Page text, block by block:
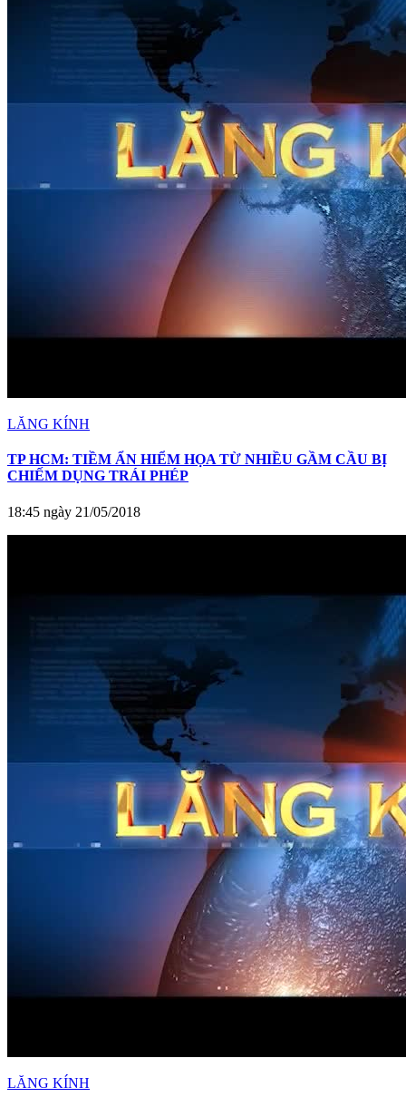
LĂNG KÍNH
TP HCM: TIỀM ẨN HIỂM HỌA TỪ NHIỀU GẦM CẦU BỊ
CHIẾM DỤNG TRÁI PHÉP
18:45 ngày 21/05/2018
LĂNG KÍNH